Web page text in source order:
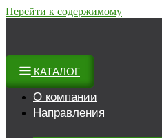
Перейти к содержимому
КАТАЛОГ
О компании
Направления